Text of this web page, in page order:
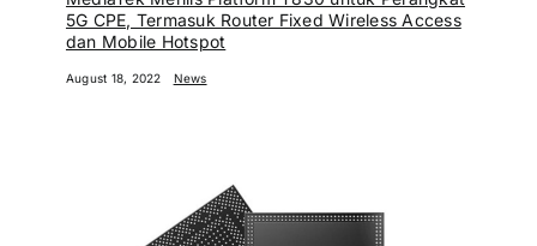
5G CPE, Termasuk Router Fixed Wireless Access
dan Mobile Hotspot
August 18, 2022 News